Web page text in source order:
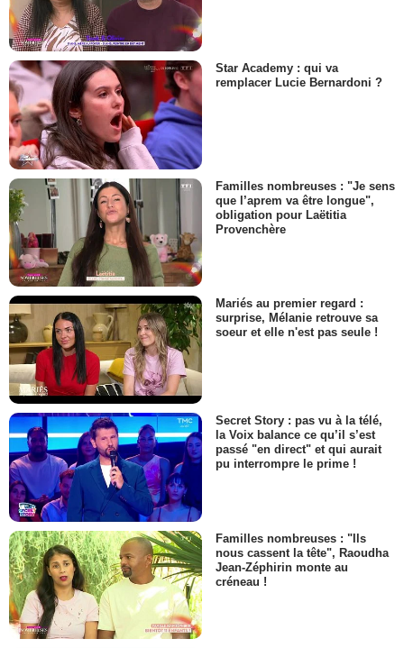
Star Academy : qui va
remplacer Lucie Bernardoni ?
Familles nombreuses : "Je sens
que l’aprem va être longue",
obligation pour Laëtitia
Provenchère
Mariés au premier regard :
surprise, Mélanie retrouve sa
soeur et elle n'est pas seule !
Secret Story : pas vu à la télé,
la Voix balance ce qu’il s’est
passé "en direct" et qui aurait
pu interrompre le prime !
Familles nombreuses : "Ils
nous cassent la tête", Raoudha
Jean-Zéphirin monte au
créneau !